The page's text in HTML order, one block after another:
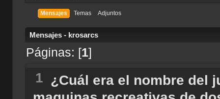
Mensajes Temas Adjuntos
Mensajes - krosarcs
Páginas: [1]
1 ¿Cuál era el nombre del